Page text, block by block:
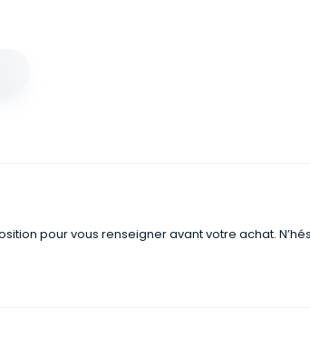
pour vous renseigner avant votre achat.